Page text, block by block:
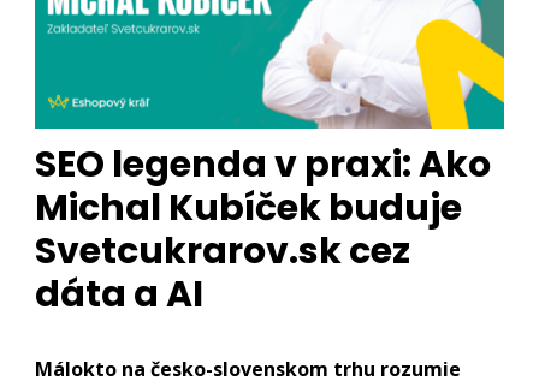
SEO legenda v praxi: Ako
Michal Kubíček buduje
Svetcukrarov.sk cez
dáta a AI
Málokto na česko-slovenskom trhu rozumie